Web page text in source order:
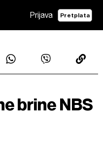
Prijava Pretplata
brine NBS